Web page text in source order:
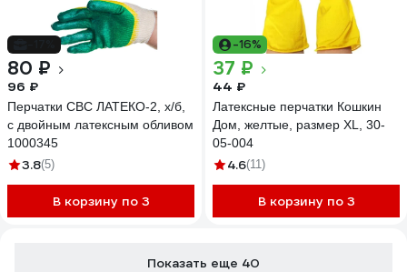
80 ₽
96 ₽
Перчатки СВС ЛАТЕКО-2, х/б,
с двойным латексным обливом
1000345
3.8(5)
В корзину по 3
-16%
37 ₽
44 ₽
Латексные перчатки Кошкин
Дом, желтые, размер XL, 30-
05-004
4.6(11)
В корзину по 3
Показать еще 40